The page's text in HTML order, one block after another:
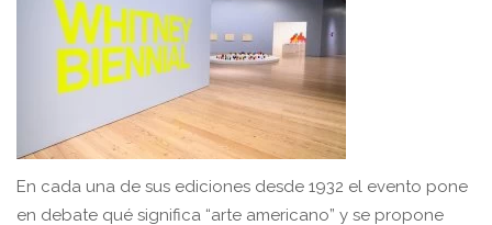
En cada una de sus ediciones desde 1932 el evento pone
en debate qué significa “arte americano” y se propone